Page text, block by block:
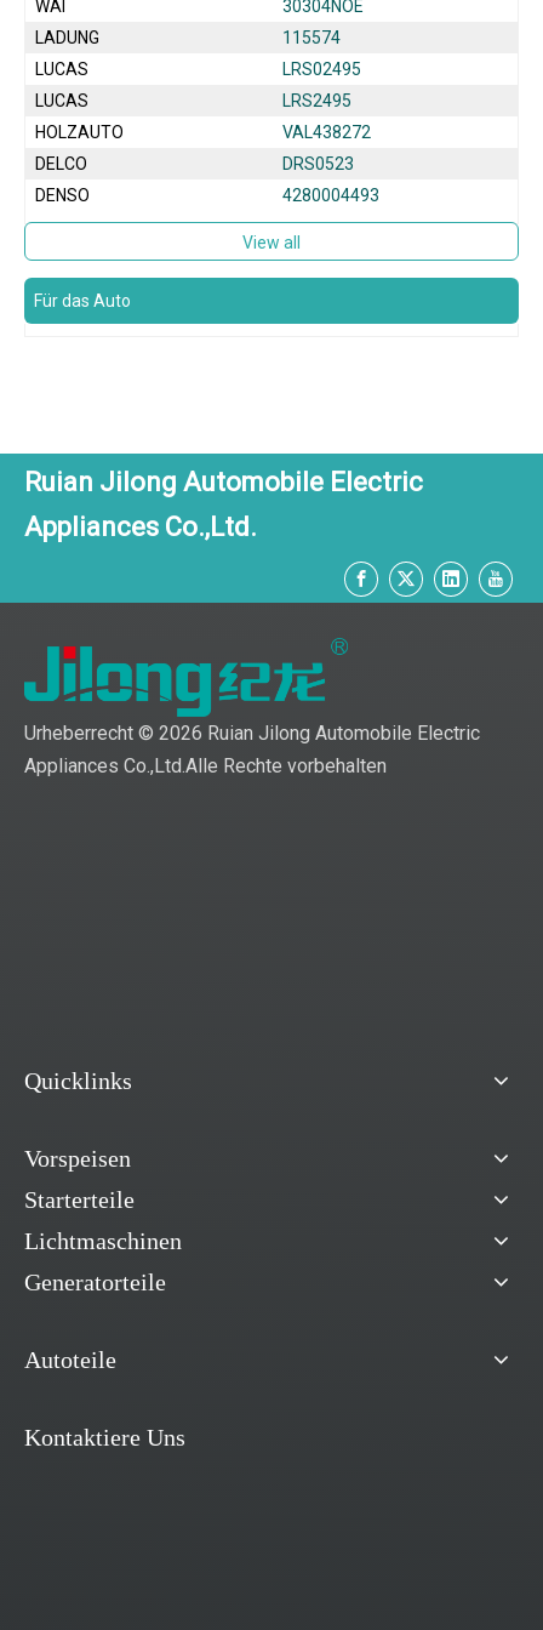
WAI
30304NOE
LADUNG
115574
LUCAS
LRS02495
LUCAS
LRS2495
HOLZAUTO
VAL438272
DELCO
DRS0523
DENSO
4280004493
View all
Für das Auto
Ruian Jilong Automobile Electric
Appliances Co.,Ltd.
Urheberrecht © 2026 Ruian Jilong Automobile Electric
Appliances Co.,Ltd.Alle Rechte vorbehalten
Quicklinks
Vorspeisen
Starterteile
Lichtmaschinen
Generatorteile
Autoteile
Kontaktiere Uns